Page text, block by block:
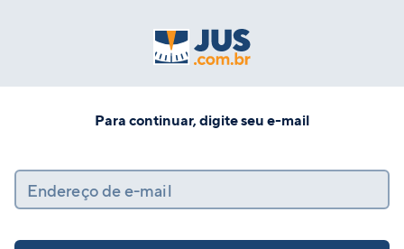
Para continuar, digite seu e-mail
Endereço de e-mail